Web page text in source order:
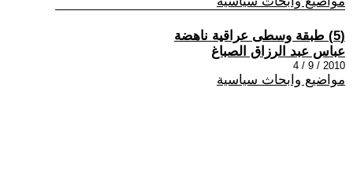
(5) طبقة وسطى عراقية ناهضة
عباس عبد الرزاق الصباغ
2010 / 9 / 4
مواضيع وابحاث سياسية